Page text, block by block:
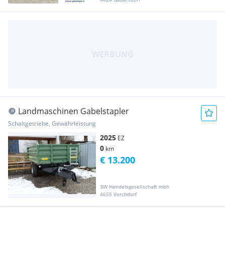
Landmaschinen Gabelstapler
Schaltgetriebe, Gewährleistung
2025 EZ
0 km
3W Handelsgesellschaft mbh
4655 Vorchdorf
€ 13.200